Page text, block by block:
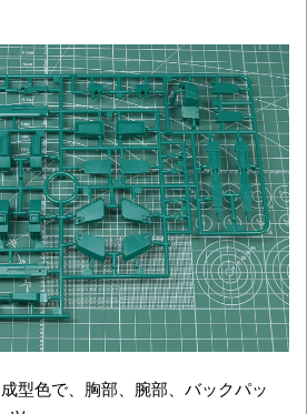
型色で、胸部、腕部、バックパッ